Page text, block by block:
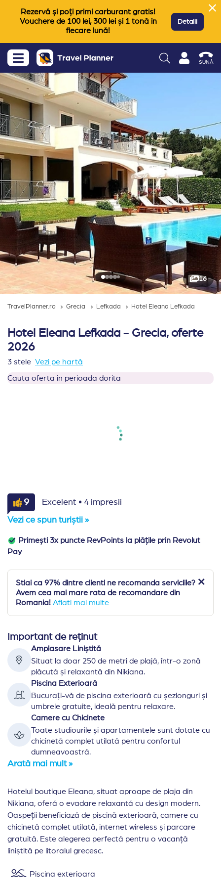
Rezervă și poți primi carburant gratis!
Vouchere de 100 lei, 300 lei și 1 tonă in
fiecare lună!
Detalii
SUNĂ
16
TravelPlanner.ro Grecia Lefkada Hotel Eleana Lefkada
Hotel Eleana Lefkada - Grecia, oferte
2026
3 stele Vezi pe hartă
Cauta oferta in perioada dorita
9 Excelent · 4 impresii
Vezi ce spun turiștii »
Primești 3x puncte RevPoints la plățile prin Revolut
Pay
Stiai ca 97% dintre clienti ne recomanda serviciile?
Avem cea mai mare rata de recomandare din
Romania! Aflati mai multe
Hotelul boutique Eleana, situat aproape de plaja din
Nikiana, oferă o evadare relaxantă cu design modern.
Oaspeții beneficiază de piscină exterioară, camere cu
chicinetă complet utilată, internet wireless și parcare
gratuită. Este alegerea perfectă pentru o vacanță
liniștită pe litoralul grecesc.
Piscina exterioara
Important de reținut
Amplasare Liniștită
Situat la doar 250 de metri de plajă, într-o zonă
plăcută și relaxantă din Nikiana.
Piscina Exterioară
Bucurați-vă de piscina exterioară cu șezlonguri și
umbrele gratuite, ideală pentru relaxare.
Camere cu Chicinete
Toate studiourile și apartamentele sunt dotate cu
chicinetă complet utilată pentru confortul
dumneavoastră.
Arată mai mult »